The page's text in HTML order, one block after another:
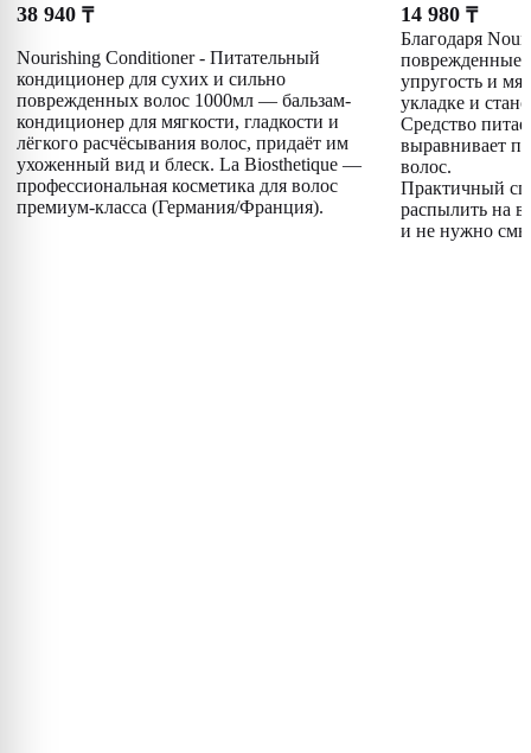
38 940 ₸
Nourishing Conditioner - Питательный
кондиционер для сухих и сильно
поврежденных волос 1000мл — бальзам-
кондиционер для мягкости, гладкости и
лёгкого расчёсывания волос, придаёт им
ухоженный вид и блеск. La Biosthetique —
профессиональная косметика для волос
премиум-класса (Германия/Франция).
14 980 ₸
Благодаря
поврежденные
упругость и
укладке и
Средство
выравнивает
волос.
Практичный
распылить на
и не нужно